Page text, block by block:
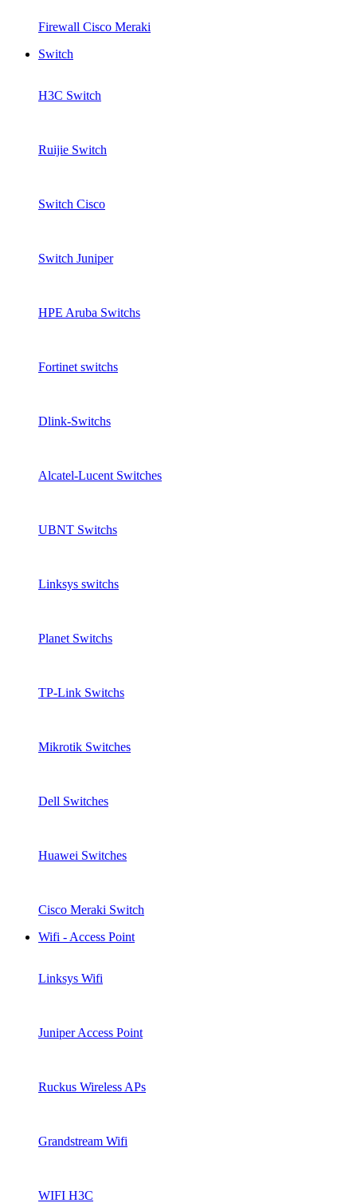
Firewall Cisco Meraki
Switch
H3C Switch
Ruijie Switch
Switch Cisco
Switch Juniper
HPE Aruba Switchs
Fortinet switchs
Dlink-Switchs
Alcatel-Lucent Switches
UBNT Switchs
Linksys switchs
Planet Switchs
TP-Link Switchs
Mikrotik Switches
Dell Switches
Huawei Switches
Cisco Meraki Switch
Wifi - Access Point
Linksys Wifi
Juniper Access Point
Ruckus Wireless APs
Grandstream Wifi
WIFI H3C